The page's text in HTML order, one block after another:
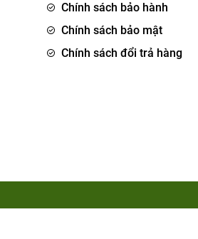
Chính sách bảo hành
Chính sách bảo mật
Chính sách đổi trả hàng